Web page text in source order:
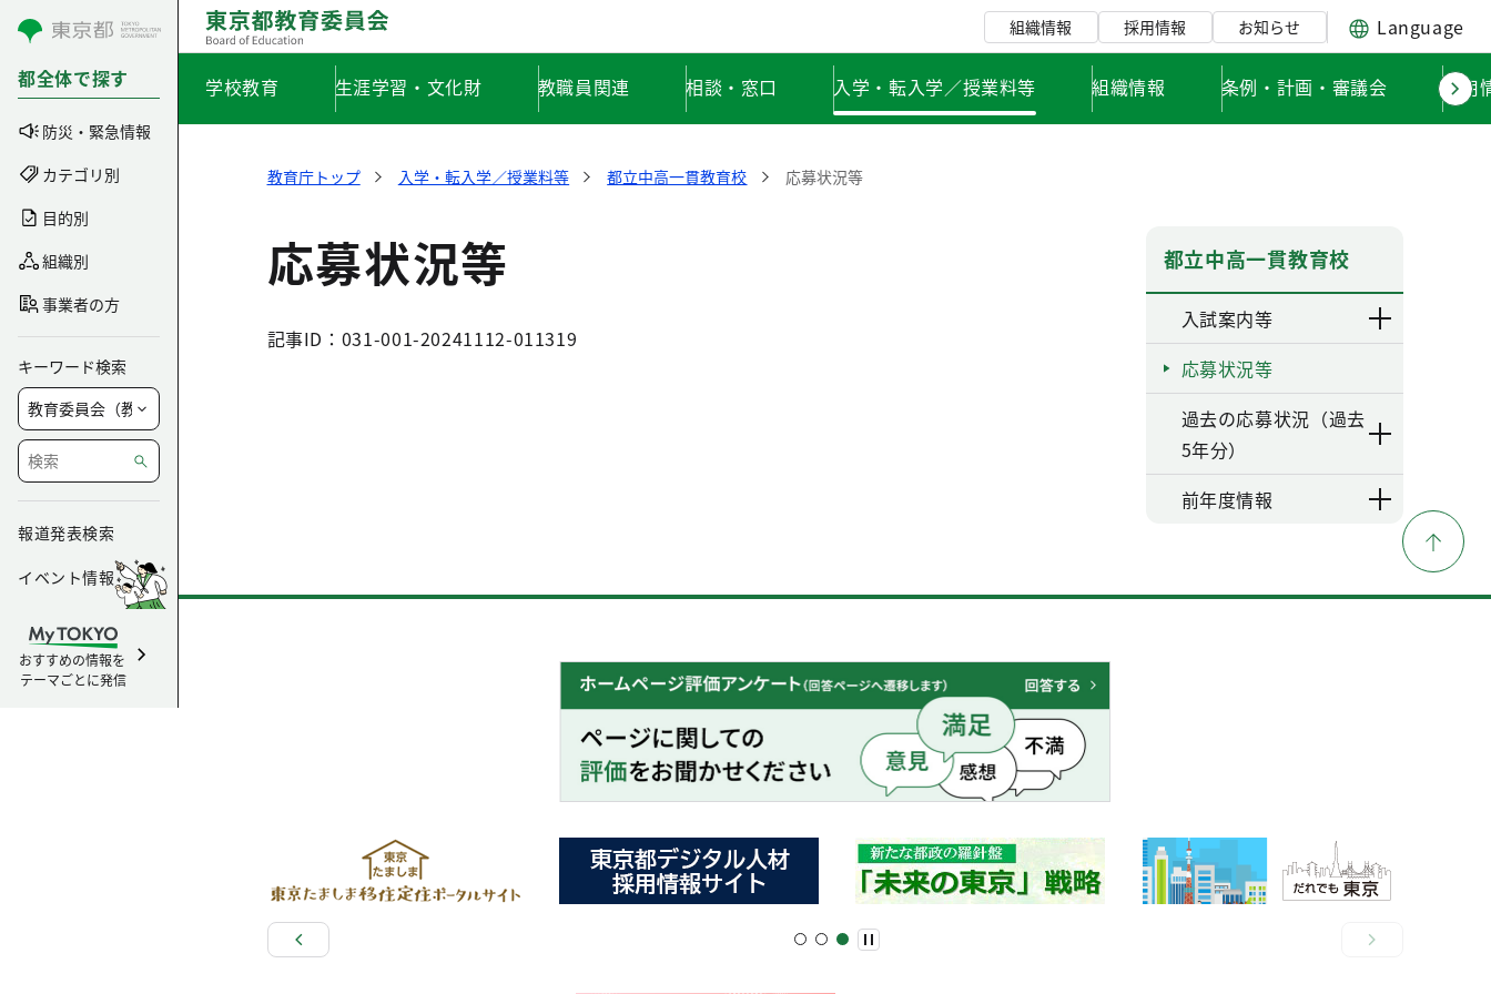
コンテンツにスキップ
都全体で探す
防災・緊急情報
カテゴリ別
目的別
組織別
事業者の方
キーワード検索
報道発表検索
イベント情報
おすすめの情報を
テーマごとに発信
組織情報 採用情報 お知らせ Language
学校教育 生涯学習・文化財 教職員関連 相談・窓口 入学・転入学／授業料等 組織情報 条例・計画・審議会 採用
教育庁トップ 入学・転入学／授業料等 都立中高一貫教育校 応募状況等
応募状況等
記事ID：031-001-20241112-011319
都立中高一貫教育校
入試案内等
応募状況等
過去の応募状況（過去
5年分）
前年度情報